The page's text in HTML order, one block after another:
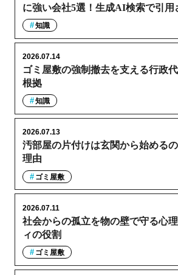
に強い会社5選！生成AI検索で引用
知識
ゴミ屋敷の強制撤去を支える行政
根拠
2026.07.14
知識
汚部屋の片付けは玄関から始める
理由
2026.07.13
ゴミ屋敷
社会からの孤立を物の壁で守る心
ィの役割
2026.07.11
ゴミ屋敷